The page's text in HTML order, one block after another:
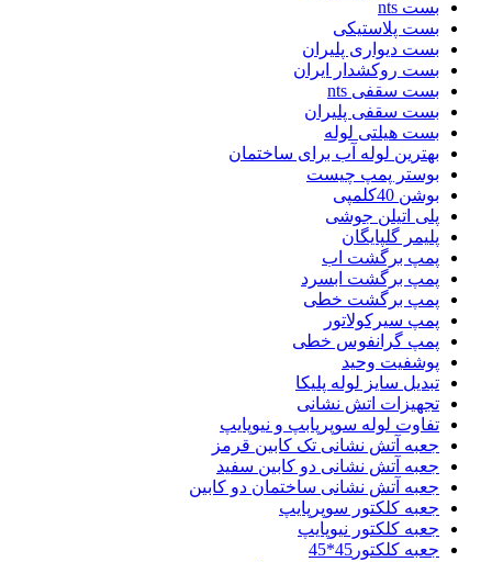
بست nts
بست پلاستیکی
بست دیواری پلیران
بست روکشدار ایران
بست سقفی nts
بست سقفی پلیران
بست هیلتی لوله
بهترین لوله آب برای ساختمان
بوستر پمپ چیست
بوشن 40کلمپی
پلی اتیلن جوشی
پلیمر گلپایگان
پمپ برگشت اب
پمپ برگشت ابسرد
پمپ برگشت خطی
پمپ سیرکولاتور
پمپ گرانفوس خطی
پوشفیت وحید
تبدیل سایز لوله پلیکا
تجهیزات اتش نشانی
تفاوت لوله سوپرپابپ و نیوپایپ
جعبه آتش نشانی تک کابین قرمز
جعبه آتش نشانی دو کابین سفید
جعبه آتش نشانی ساختمان دو کابین
جعبه کلکتور سوپرپایپ
جعبه کلکتور نیوپایپ
جعبه کلکتور45*45